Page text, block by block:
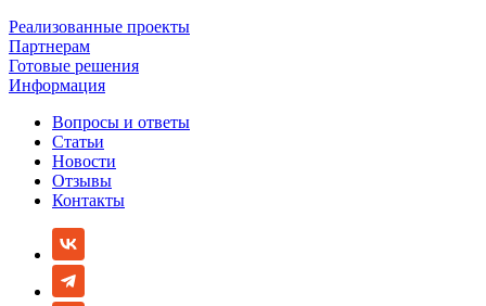
Реализованные проекты
Партнерам
Готовые решения
Информация
Вопросы и ответы
Статьи
Новости
Отзывы
Контакты